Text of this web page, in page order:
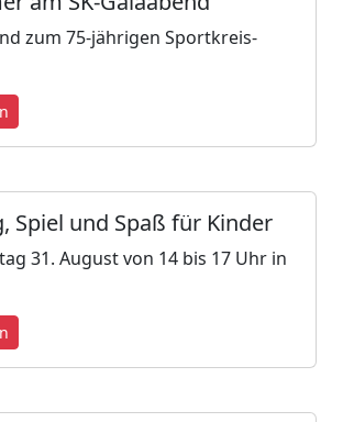
zum 75-jährigen Sportkreis-
Spiel und Spaß für Kinder
31. August von 14 bis 17 Uhr in